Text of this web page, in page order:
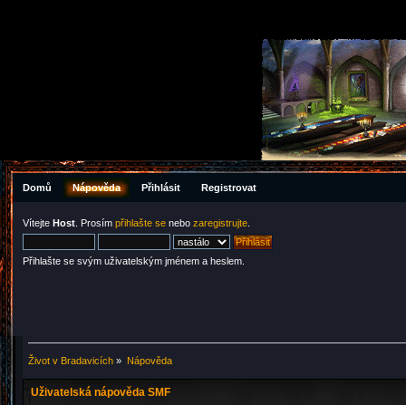
Domů Nápověda Přihlásit Registrovat
Vítejte Host . Prosím přihlašte se nebo zaregistrujte
Přihlašte se svým uživatelským jménem a heslem.
Život v Bradavicích » Nápověda
Uživatelská nápověda SMF